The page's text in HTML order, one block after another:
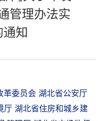
管理办法实
知
委员会 湖北省公安厅
厅 湖北省住房和城乡建